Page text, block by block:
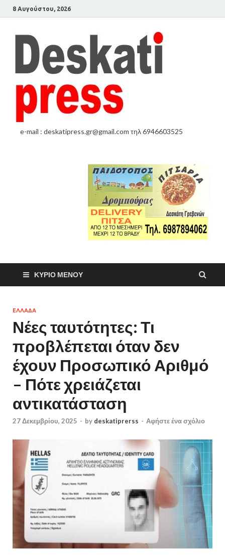
8 Αυγούστου, 2026
e-mail : deskatipress.gr@gmail.com τηλ 6946603525
ΚΎΡΙΟ ΜΕΝΟΎ
ΕΛΛΑΔΑ
Νέες ταυτότητες: Τι
προβλέπεται όταν δεν
έχουν Προσωπικό Αριθμό
– Πότε χρειάζεται
αντικατάσταση
27 Δεκεμβρίου, 2025 - by deskatiprerss - Αφήστε ένα σχόλιο